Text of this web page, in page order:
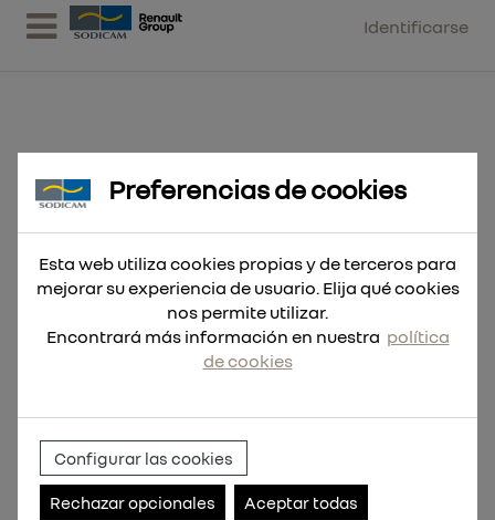
Identificarse
Hoja Sable INOX 300mm 6Tpi,
para mat.congelados
Preferencias de cookies
Esta web utiliza cookies propias y de terceros para
mejorar su experiencia de usuario. Elija qué cookies
nos permite utilizar.
Encontrará más información en nuestra política
de cookies
Configurar las cookies
Rechazar opcionales Aceptar todas